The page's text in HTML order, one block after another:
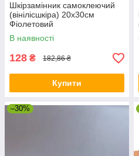
Шкірзамінник самоклеючий
(вінілісшкіра) 20х30см
Фіолетовий
В наявності
128 ₴ 182,86 ₴
Купити
–30%